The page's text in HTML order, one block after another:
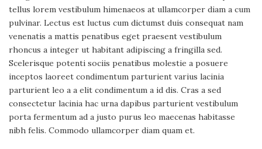
tellus lorem vestibulum himenaeos at ullamcorper diam a cum
pulvinar. Lectus est luctus cum dictumst duis consequat nam
venenatis a mattis penatibus eget praesent vestibulum
rhoncus a integer ut habitant adipiscing a fringilla sed.
Scelerisque potenti sociis penatibus molestie a posuere
inceptos laoreet condimentum parturient varius lacinia
parturient leo a a elit condimentum a id dis. Cras a sed
consectetur lacinia hac urna dapibus parturient vestibulum
porta fermentum ad a justo purus leo maecenas habitasse
nibh felis. Commodo ullamcorper diam quam et.